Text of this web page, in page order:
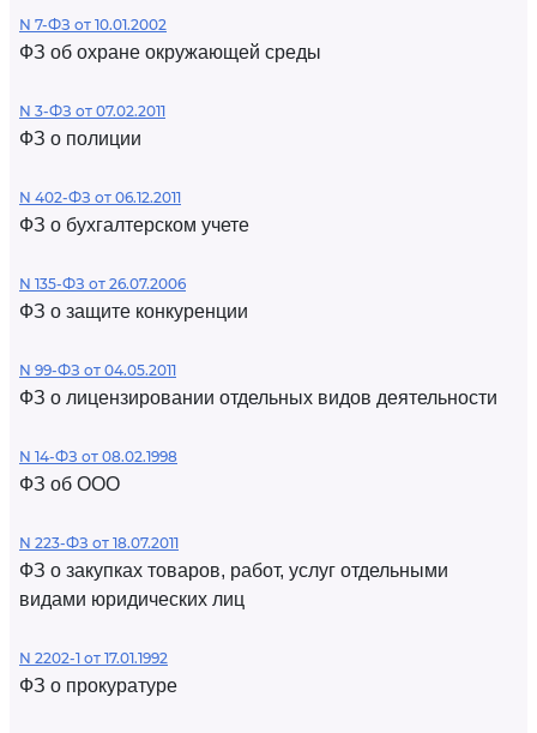
N 7-ФЗ от 10.01.2002
ФЗ об охране окружающей среды
N 3-ФЗ от 07.02.2011
ФЗ о полиции
N 402-ФЗ от 06.12.2011
ФЗ о бухгалтерском учете
N 135-ФЗ от 26.07.2006
ФЗ о защите конкуренции
N 99-ФЗ от 04.05.2011
ФЗ о лицензировании отдельных видов деятельности
N 14-ФЗ от 08.02.1998
ФЗ об ООО
N 223-ФЗ от 18.07.2011
ФЗ о закупках товаров, работ, услуг отдельными
видами юридических лиц
N 2202-1 от 17.01.1992
ФЗ о прокуратуре